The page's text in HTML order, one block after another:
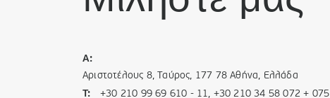
A:
Αριστοτέλους 8, Ταύρος, 177 78 Αθήνα, Ελλάδα
T:
+30 210 99 69 610 - 11, +30 210 34 58 072 + 075